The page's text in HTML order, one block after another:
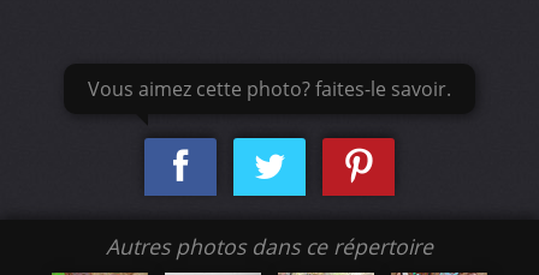
Vous aimez cette photo? faites-le savoir.
Autres photos dans ce répertoire